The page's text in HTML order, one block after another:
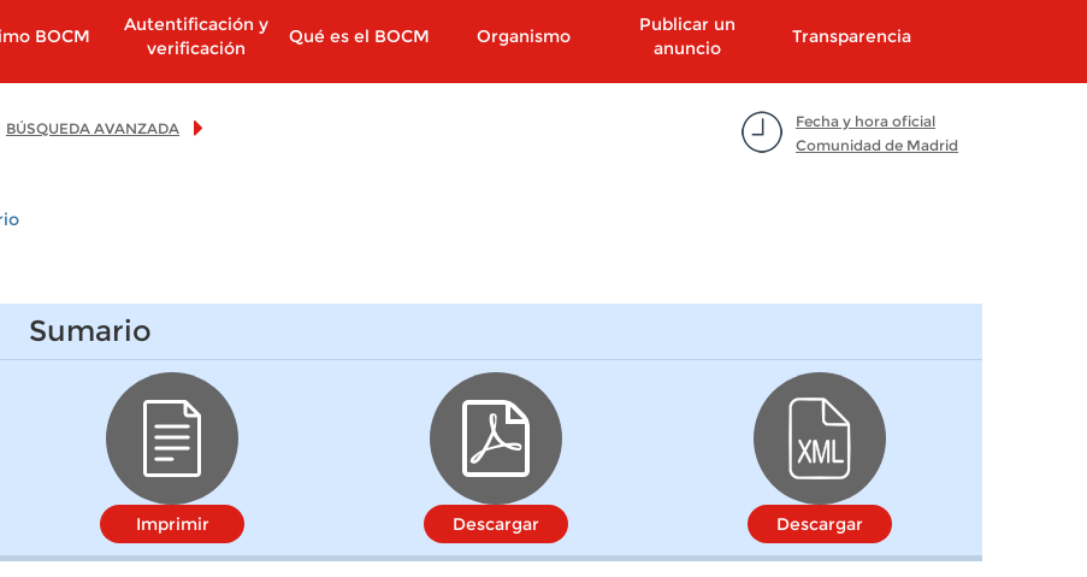
BOCM
Autentificación y
verificación
Qué es el BOCM Organismo
Publicar un
anuncio
Transparencia
Fecha y hora oficial
Comunidad de Madrid
BÚSQUEDA AVANZADA
Sumario
Imprimir Descargar Descargar